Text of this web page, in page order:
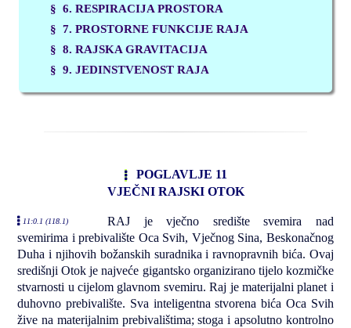
§ 6. RESPIRACIJA PROSTORA
§ 7. PROSTORNE FUNKCIJE RAJA
§ 8. RAJSKA GRAVITACIJA
§ 9. JEDINSTVENOST RAJA
POGLAVLJE 11
VJEČNI RAJSKI OTOK
11:0.1 (118.1)
RAJ je vječno središte svemira nad
svemirima i prebivalište Oca Svih, Vječnog Sina, Beskonačnog
Duha i njihovih božanskih suradnika i ravnopravnih bića. Ovaj
središnji Otok je najveće gigantsko organizirano tijelo kozmičke
stvarnosti u cijelom glavnom svemiru. Raj je materijalni planet i
duhovno prebivalište. Sva inteligentna stvorena bića Oca Svih
žive na materijalnim prebivalištima; stoga i apsolutno kontrolno